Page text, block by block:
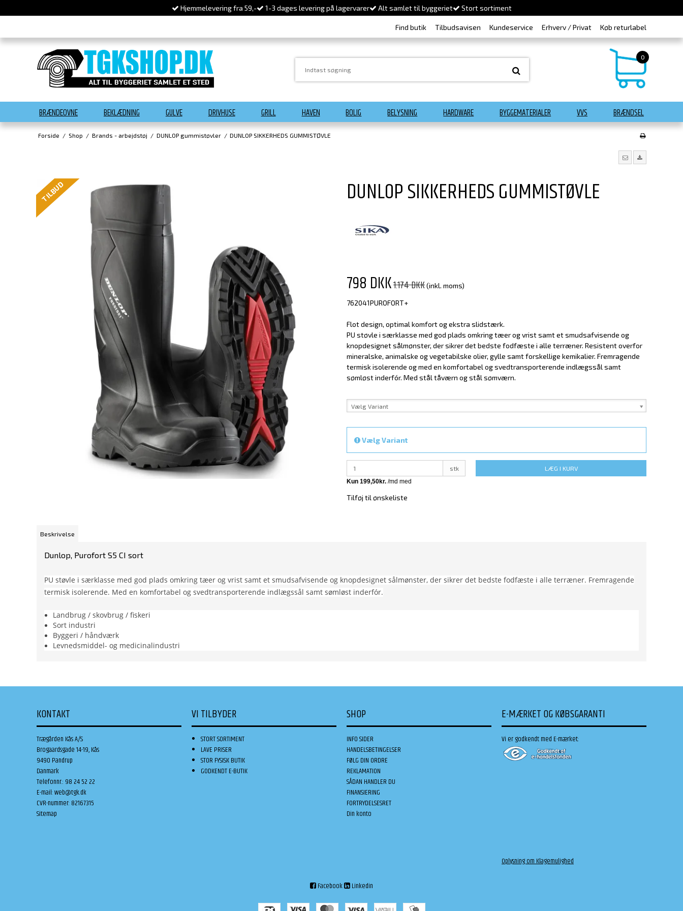
Hjemmelevering fra 59,- 1-3 dages levering på lagervarer Alt samlet til byggeriet Stort sortiment
Find butik Tilbudsavisen Kundeservice Erhverv / Privat Køb returlabel
0
BRÆNDEOVNE BEKLÆDNING GULVE DRIVHUSE GRILL HAVEN BOLIG BELYSNING HARDWARE BYGGEMATERIALER VVS BRÆNDSEL
Forside / Shop / Brands - arbejdstøj / DUNLOP gummistøvler / DUNLOP SIKKERHEDS GUMMISTØVLE
TILBUD DUNLOP SIKKERHEDS GUMMISTØVLE
798 DKK1.174 DKK(inkl. moms)
762041PUROFORT+
Flot design, optimal komfort og ekstra slidstærk.
PU støvle i særklasse med god plads omkring tæer og vrist samt et smudsafvisende og
knopdesignet sålmønster, der sikrer det bedste fodfæste i alle terræner. Resistent overfor
mineralske, animalske og vegetabilske olier, gylle samt forskellige kemikalier. Fremragende
termisk isolerende og med en komfortabel og svedtransporterende indlægssål samt
sømløst inderfór. Med stål tåværn og stål sømværn.
Vælg Variant
Vælg Variant
stk LÆG I KURV
Tilføj til ønskeliste
Beskrivelse
Dunlop, Purofort S5 CI sort
PU støvle i særklasse med god plads omkring tæer og vrist samt et smudsafvisende og knopdesignet sålmønster, der sikrer det bedste fodfæste i alle terræner. Fremragende
termisk isolerende. Med en komfortabel og svedtransporterende indlægssål samt sømløst inderfór.
Landbrug / skovbrug / fiskeri
Sort industri
Byggeri / håndværk
Levnedsmiddel- og medicinalindustri
KONTAKT
Trægården Kås A/S
Brogaardsgade 14-19, Kås
9490 Pandrup
Danmark
Telefonnr.: 98 24 52 22
E-mail:web@tgk.dk
CVR-nummer: 82167315
Sitemap
VI TILBYDER
STORT SORTIMENT
LAVE PRISER
STOR FYSISK BUTIK
GODKENDT E-BUTIK
SHOP
INFO SIDER
HANDELSBETINGELSER
FØLG DIN ORDRE
REKLAMATION
SÅDAN HANDLER DU
FINANSIERING
FORTRYDELSESRET
Din konto
E-MÆRKET OG KØBSGARANTI
Vi er godkendt med E-mærket:
Oplysning om Klagemulighed
Facebook Linkedin